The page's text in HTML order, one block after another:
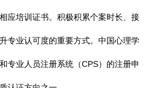
应培训证书。积极积累个案时长、接
专业认可度的重要方式。中国心理学
专业人员注册系统（CPS）的注册申